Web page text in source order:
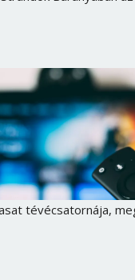
tévécsatornája,